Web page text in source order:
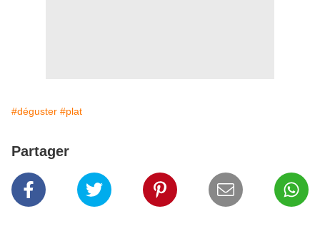
#déguster #plat
Partager